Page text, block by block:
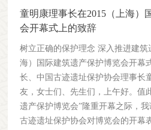
童明康理事长在2015（上海）
会开幕式上的致辞
树立正确的保护理念 深入推进建
海）国际建筑遗产保护博览会开幕
长、中国古迹遗址保护协会理事长
友，女士们、先生们，上午好。值
遗产保护博览会”隆重开幕之际，
古迹遗址保护协会对博览会的开幕